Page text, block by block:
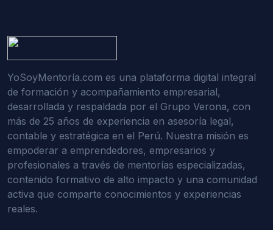
YoSoyMentoría.com es una plataforma digital integral
de formación y acompañamiento empresarial,
desarrollada y respaldada por el Grupo Verona, con
más de 25 años de experiencia en asesoría legal,
contable y estratégica en el Perú. Nuestra misión es
empoderar a emprendedores, empresarios y
profesionales a través de mentorías especializadas,
contenido formativo de alto impacto y una comunidad
activa que comparte conocimientos y experiencias
reales.